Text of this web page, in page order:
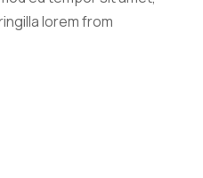
lorem from